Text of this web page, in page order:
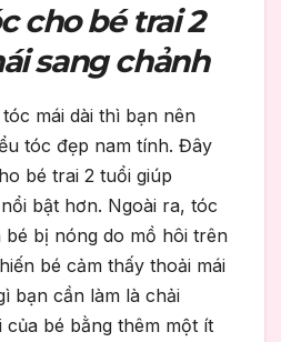
cho bé trai 2
sang chảnh
mái dài thì bạn nên
tóc đẹp nam tính. Đây
bé trai 2 tuổi giúp
bật hơn. Ngoài ra, tóc
bé bị nóng do mồ hôi trên
bé cảm thấy thoải mái
bạn cần làm là chải
bé bằng thêm một ít